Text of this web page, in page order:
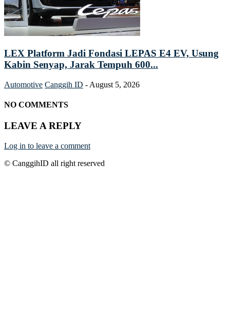
LEX Platform Jadi Fondasi LEPAS E4 EV, Usung
Kabin Senyap, Jarak Tempuh 600...
Automotive Canggih ID - August 5, 2026
NO COMMENTS
LEAVE A REPLY
Log in to leave a comment
© CanggihID all right reserved